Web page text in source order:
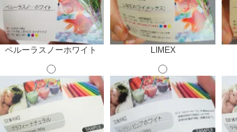
ペルーラスノーホワイト LIMEX